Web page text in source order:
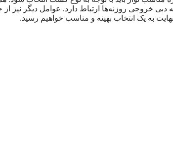
خروجی روزنه‌ها ارتباط دارد. عوامل دیگر نیز از
به یک انتخاب بهینه و مناسب خواهیم رسید.